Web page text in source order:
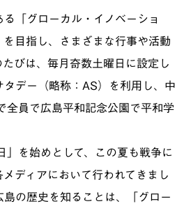
「グローカル・イノベーショ
を目指し、さまざまな行事や活動
たびは、毎月奇数土曜日に設定し
タデー（略称：AS）を利用し、中
全員で広島平和記念公園で平和学
」を始めとして、この夏も戦争に
ディアにおいて行われてきまし
島の歴史を知ることは、「グロー